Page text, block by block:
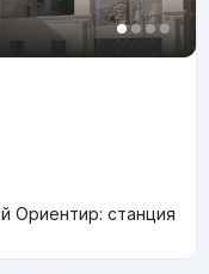
Ориентир: станция